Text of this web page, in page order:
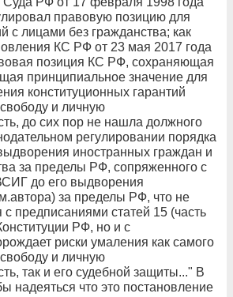
правовую позицию для
с лицами без гражданства; как
КС РФ от 23 мая 2017 года
позиция КС РФ, сохраняющая
принципиальное значение для
конституционных гарантий
и личную
до сих пор не нашла должного
регулировании порядка
иностранных граждан и
за пределы РФ, сопряженного с
до его выдворения
за пределы РФ, что не
с предписаниями статей 15 (часть
РФ, но и с
риски умаления как самого
и личную
так и его судебной защиты..." В
надеяться что это постановление